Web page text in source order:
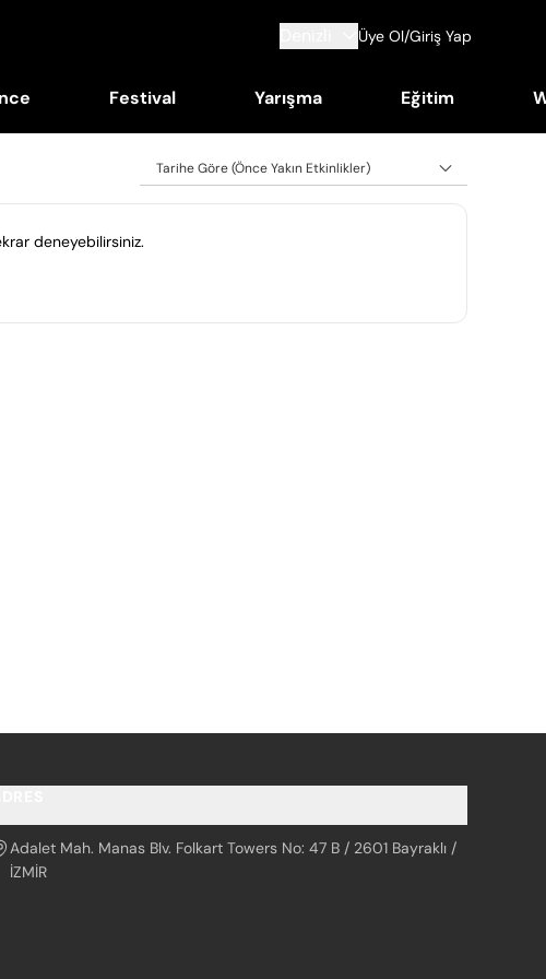
Üye Ol/Giriş Yap
Festival Yarışma Eğitim
Tarihe Göre (Önce Yakın Etkinlikler)
deneyebilirsiniz.
Adalet Mah. Manas Blv. Folkart Towers No: 47 B / 2601 Bayraklı /
İZMİR